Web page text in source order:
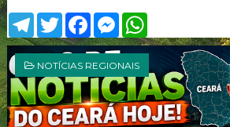
T
e
l
e
g
r
a
m
T
w
i
t
t
e
r
F
c
e
b
o
o
k
M
e
s
s
e
n
g
e
r
W
a
t
s
A
p
p
NOTÍCIAS REGIONAIS